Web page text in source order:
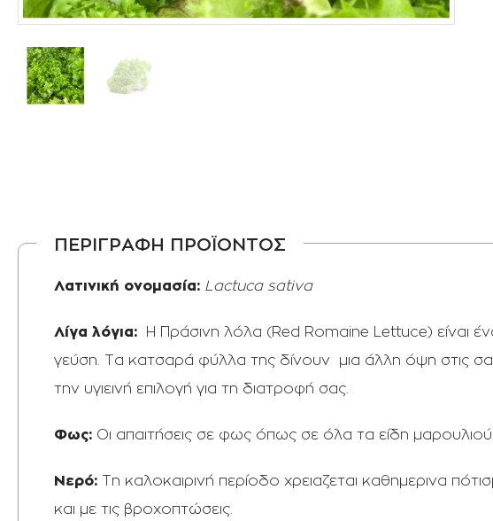
ΔΙΑΚΟΣΜΗΣΗ ΦΥΤΩΝ
ΦΥΤΟΧΩΜΑΤΑ - ΕΔΑΦΟΒΕΛΤΙΩΤΙΚΑ
ΠΕΡΙΓΡΑΦΗ ΠΡΟΪΟΝΤΟΣ
Λατινική ονομασία: Lactuca sativa
Λίγα λόγια:
Η Πράσινη λόλα (Red Romaine Lettuce) είναι
γεύση. Τα κατσαρά φύλλα της δίνουν μια άλλη όψη στις
την υγιεινή επιλογή για τη διατροφή σας.
Φως: Οι απαιτήσεις σε φως όπως σε όλα τα είδη μαρουλιού
Νερό: Τη καλοκαιρινή περίοδο χρειαζεται καθημερινα
και με τις βροχοπτώσεις.